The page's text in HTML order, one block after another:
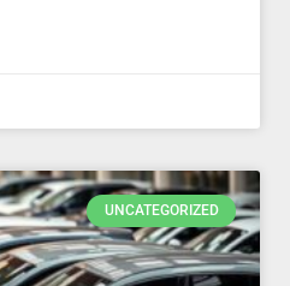
UNCATEGORIZED